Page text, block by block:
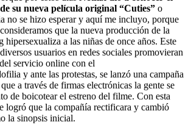
su nueva película original “Cuties” o
no se hizo esperar y aquí me incluyo, porque
que la nueva producción de la
hipersexualiza a las niñas de once años. Este
usuarios en redes sociales promovieran
servicio online con el
y ante las protestas, se lanzó una campaña
a través de firmas electrónicas la gente se
de boicotear el estreno del filme. Con esta
logró que la compañía rectificara y cambió
la sinopsis inicial.